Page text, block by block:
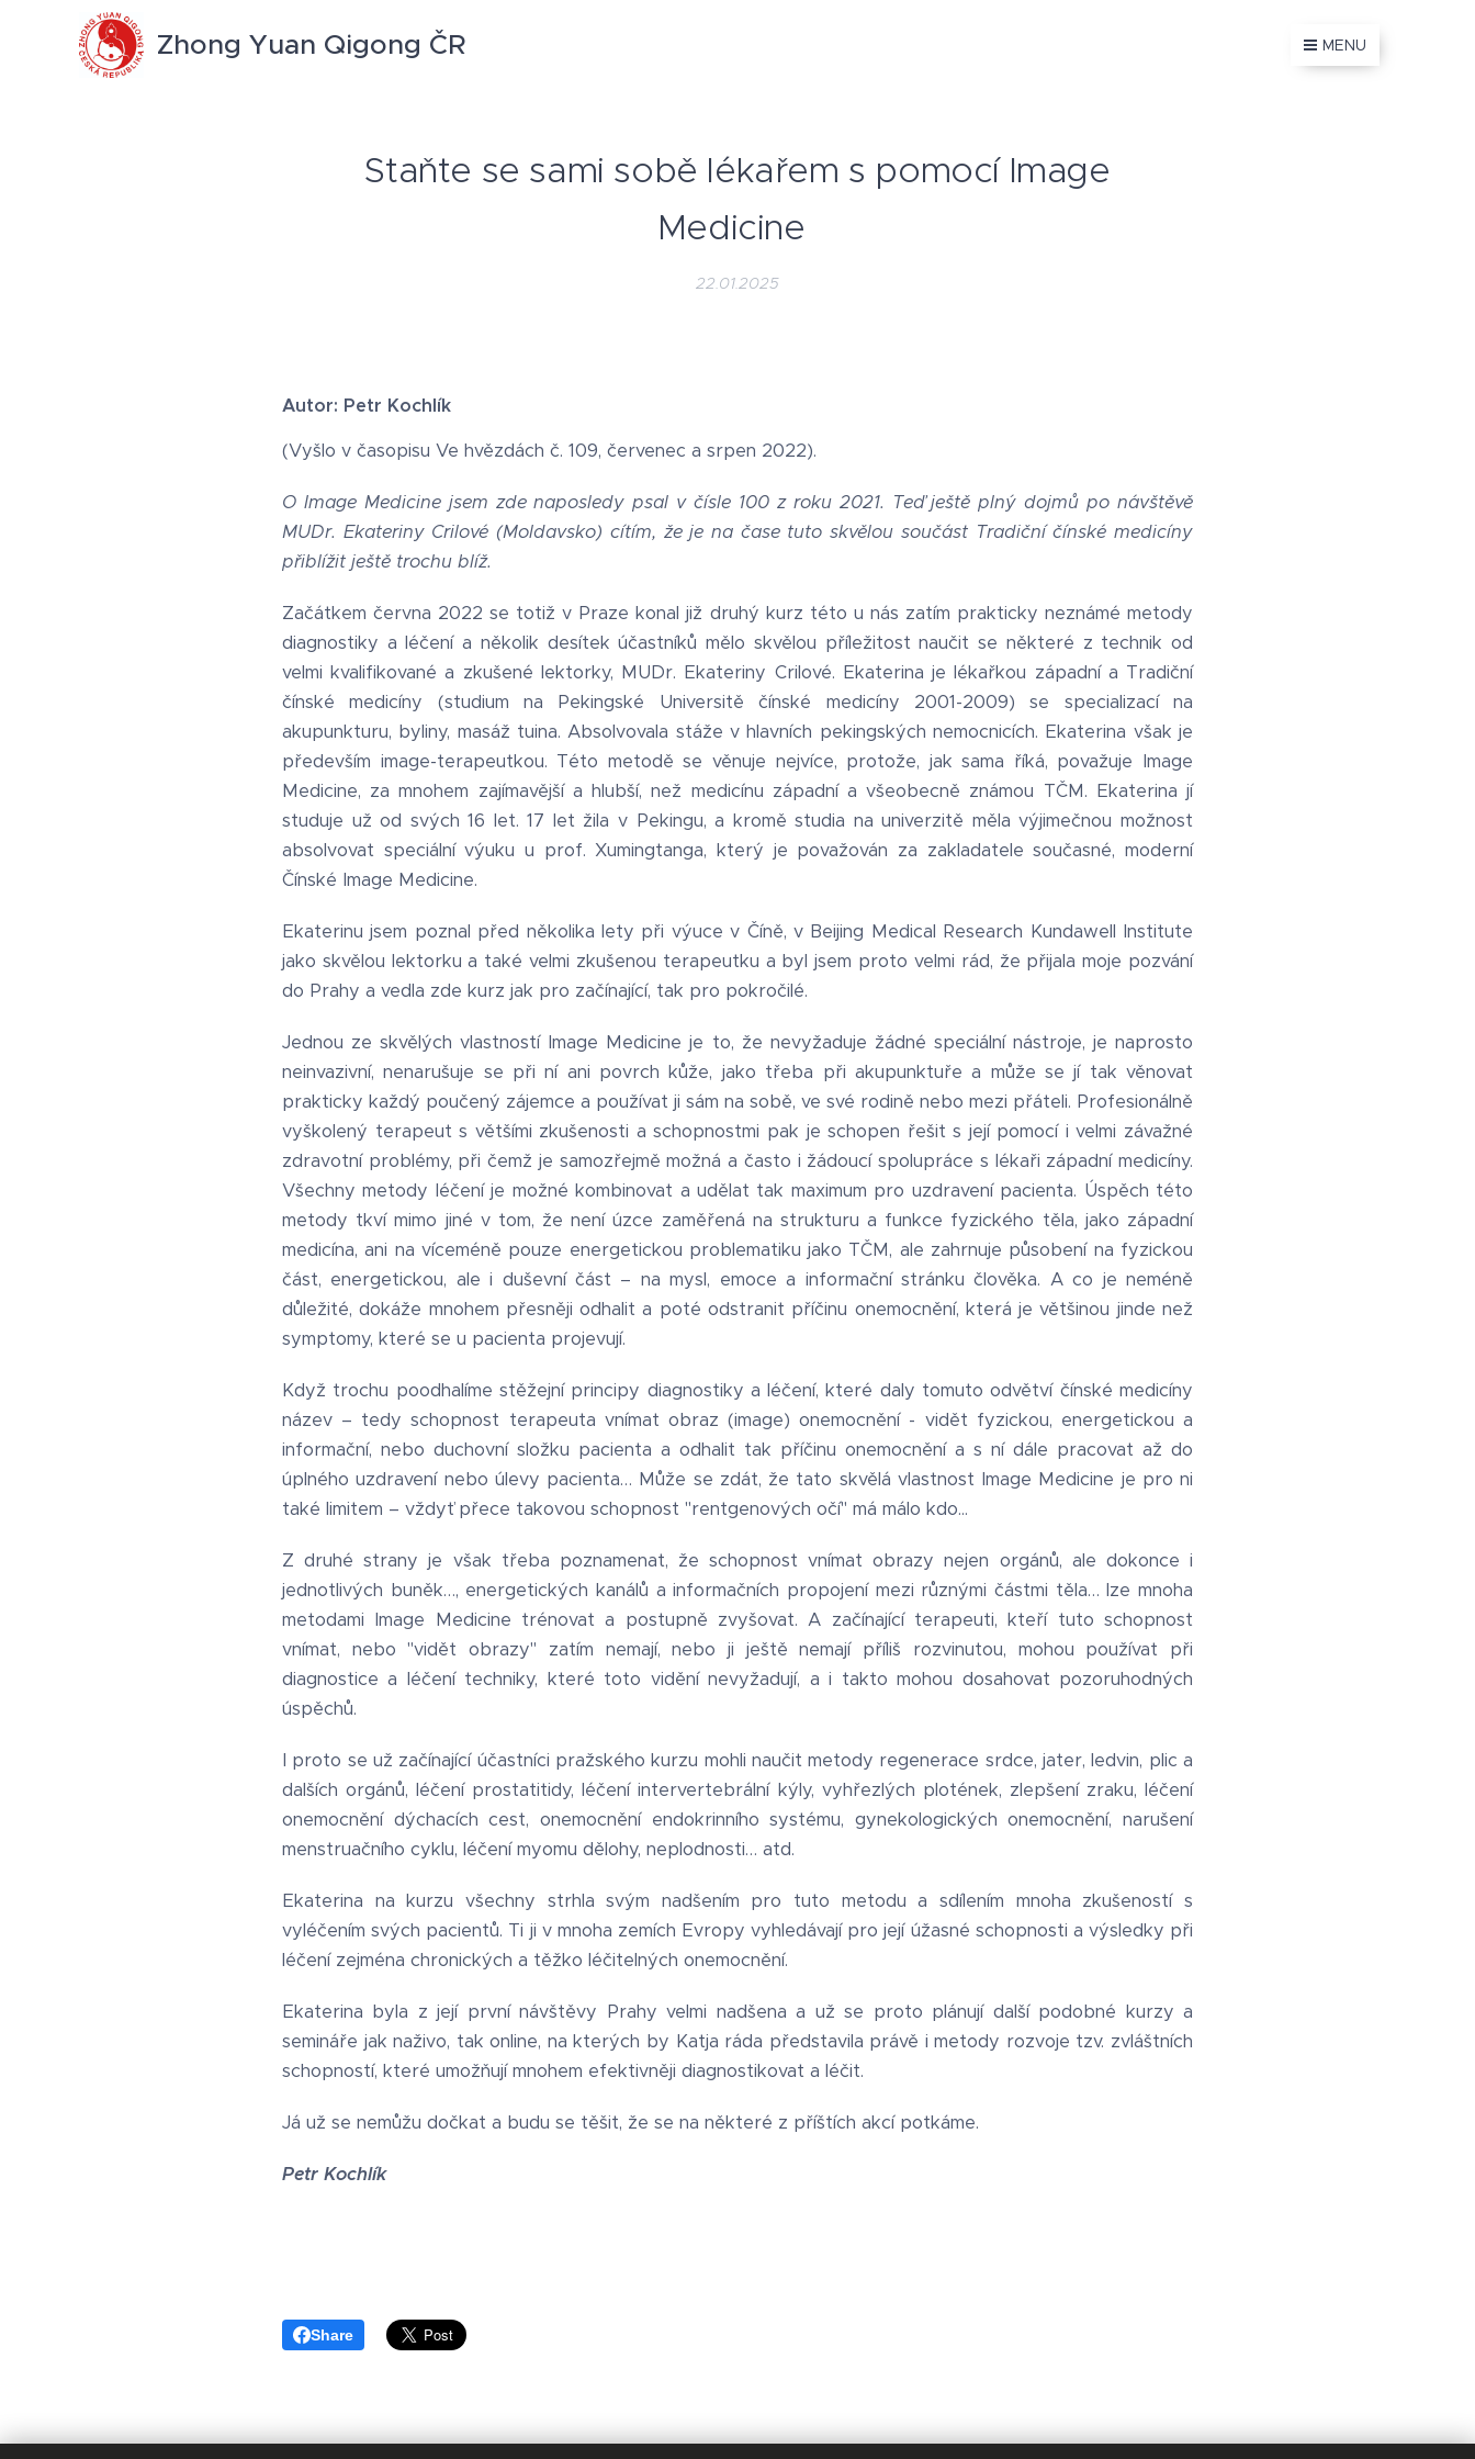
Zhong Yuan Qigong ČR MENU
Staňte se sami sobě lékařem s pomocí Image
Medicine
22.01.2025
Autor: Petr Kochlík
(Vyšlo v časopisu Ve hvězdách č. 109, červenec a srpen 2022).
O Image Medicine jsem zde naposledy psal v čísle 100 z roku 2021. Teď ještě plný dojmů po návštěvě
MUDr. Ekateriny Crilové (Moldavsko) cítím, že je na čase tuto skvělou součást Tradiční čínské medicíny
přiblížit ještě trochu blíž.
Začátkem června 2022 se totiž v Praze konal již druhý kurz této u nás zatím prakticky neznámé metody
diagnostiky a léčení a několik desítek účastníků mělo skvělou příležitost naučit se některé z technik od
velmi kvalifikované a zkušené lektorky, MUDr. Ekateriny Crilové. Ekaterina je lékařkou západní a Tradiční
čínské medicíny (studium na Pekingské Universitě čínské medicíny 2001-2009) se specializací na
akupunkturu, byliny, masáž tuina. Absolvovala stáže v hlavních pekingských nemocnicích. Ekaterina však je
především image-terapeutkou. Této metodě se věnuje nejvíce, protože, jak sama říká, považuje Image
Medicine, za mnohem zajímavější a hlubší, než medicínu západní a všeobecně známou TČM. Ekaterina jí
studuje už od svých 16 let. 17 let žila v Pekingu, a kromě studia na univerzitě měla výjimečnou možnost
absolvovat speciální výuku u prof. Xumingtanga, který je považován za zakladatele současné, moderní
Čínské Image Medicine.
Ekaterinu jsem poznal před několika lety při výuce v Číně, v Beijing Medical Research Kundawell Institute
jako skvělou lektorku a také velmi zkušenou terapeutku a byl jsem proto velmi rád, že přijala moje pozvání
do Prahy a vedla zde kurz jak pro začínající, tak pro pokročilé.
Jednou ze skvělých vlastností Image Medicine je to, že nevyžaduje žádné speciální nástroje, je naprosto
neinvazivní, nenarušuje se při ní ani povrch kůže, jako třeba při akupunktuře a může se jí tak věnovat
prakticky každý poučený zájemce a používat ji sám na sobě, ve své rodině nebo mezi přáteli. Profesionálně
vyškolený terapeut s většími zkušenosti a schopnostmi pak je schopen řešit s její pomocí i velmi závažné
zdravotní problémy, při čemž je samozřejmě možná a často i žádoucí spolupráce s lékaři západní medicíny.
Všechny metody léčení je možné kombinovat a udělat tak maximum pro uzdravení pacienta. Úspěch této
metody tkví mimo jiné v tom, že není úzce zaměřená na strukturu a funkce fyzického těla, jako západní
medicína, ani na víceméně pouze energetickou problematiku jako TČM, ale zahrnuje působení na fyzickou
část, energetickou, ale i duševní část – na mysl, emoce a informační stránku člověka. A co je neméně
důležité, dokáže mnohem přesněji odhalit a poté odstranit příčinu onemocnění, která je většinou jinde než
symptomy, které se u pacienta projevují.
Když trochu poodhalíme stěžejní principy diagnostiky a léčení, které daly tomuto odvětví čínské medicíny
název – tedy schopnost terapeuta vnímat obraz (image) onemocnění - vidět fyzickou, energetickou a
informační, nebo duchovní složku pacienta a odhalit tak příčinu onemocnění a s ní dále pracovat až do
úplného uzdravení nebo úlevy pacienta… Může se zdát, že tato skvělá vlastnost Image Medicine je pro ni
také limitem – vždyť přece takovou schopnost "rentgenových očí" má málo kdo...
Z druhé strany je však třeba poznamenat, že schopnost vnímat obrazy nejen orgánů, ale dokonce i
jednotlivých buněk…, energetických kanálů a informačních propojení mezi různými částmi těla… lze mnoha
metodami Image Medicine trénovat a postupně zvyšovat. A začínající terapeuti, kteří tuto schopnost
vnímat, nebo "vidět obrazy" zatím nemají, nebo ji ještě nemají příliš rozvinutou, mohou používat při
diagnostice a léčení techniky, které toto vidění nevyžadují, a i takto mohou dosahovat pozoruhodných
úspěchů.
I proto se už začínající účastníci pražského kurzu mohli naučit metody regenerace srdce, jater, ledvin, plic a
dalších orgánů, léčení prostatitidy, léčení intervertebrální kýly, vyhřezlých plotének, zlepšení zraku, léčení
onemocnění dýchacích cest, onemocnění endokrinního systému, gynekologických onemocnění, narušení
menstruačního cyklu, léčení myomu dělohy, neplodnosti… atd.
Ekaterina na kurzu všechny strhla svým nadšením pro tuto metodu a sdílením mnoha zkušeností s
vyléčením svých pacientů. Ti ji v mnoha zemích Evropy vyhledávají pro její úžasné schopnosti a výsledky při
léčení zejména chronických a těžko léčitelných onemocnění.
Ekaterina byla z její první návštěvy Prahy velmi nadšena a už se proto plánují další podobné kurzy a
semináře jak naživo, tak online, na kterých by Katja ráda představila právě i metody rozvoje tzv. zvláštních
schopností, které umožňují mnohem efektivněji diagnostikovat a léčit.
Já už se nemůžu dočkat a budu se těšit, že se na některé z příštích akcí potkáme.
Petr Kochlík
Share